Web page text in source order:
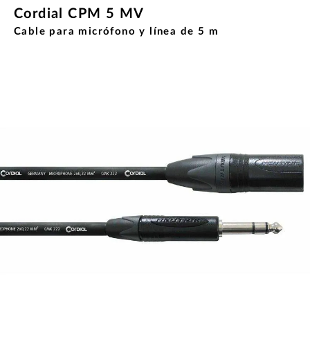
Cordial CPM 5 MV
Cable para micrófono y línea de 5 m